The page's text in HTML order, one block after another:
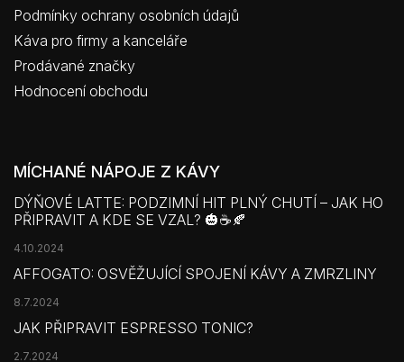
Podmínky ochrany osobních údajů
Káva pro firmy a kanceláře
Prodávané značky
Hodnocení obchodu
MÍCHANÉ NÁPOJE Z KÁVY
DÝŇOVÉ LATTE: PODZIMNÍ HIT PLNÝ CHUTÍ – JAK HO
PŘIPRAVIT A KDE SE VZAL? 🎃☕🍂
4.10.2024
AFFOGATO: OSVĚŽUJÍCÍ SPOJENÍ KÁVY A ZMRZLINY
8.7.2024
JAK PŘIPRAVIT ESPRESSO TONIC?
2.7.2024